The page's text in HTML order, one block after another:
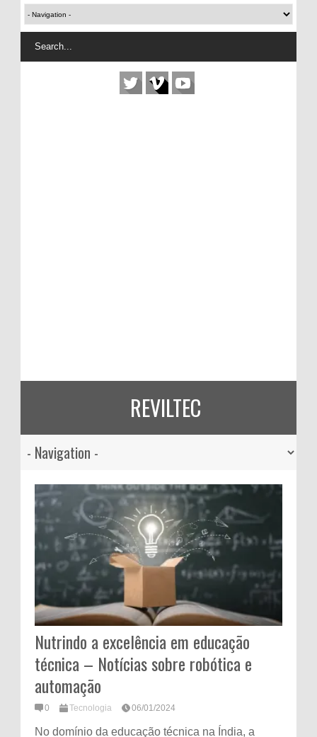
REVILTEC
Nutrindo a excelência em educação
técnica – Notícias sobre robótica e
automação
0 Tecnologia 06/01/2024
No domínio da educação técnica na Índia, a